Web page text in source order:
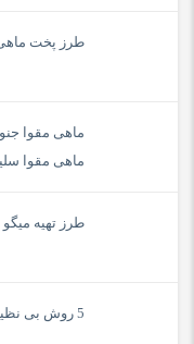
طرز پخت
ماهی مقوا
ماهی مقوا
طرز تهیه
5 روش بی نظیر پخت ماهی گالیت به سبک جنوبی